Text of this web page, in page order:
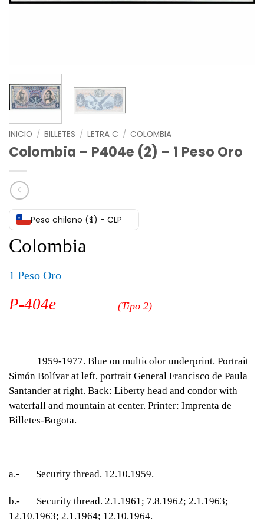
INICIO / BILLETES / LETRA C / COLOMBIA
Colombia – P404e (2) – 1 Peso Oro
Peso chileno ($) - CLP
Colombia
1 Peso Oro
P-404e (Tipo 2)
1959-1977. Blue on multicolor underprint. Portrait
Simón Bolívar at left, portrait General Francisco de Paula
Santander at right. Back: Liberty head and condor with
waterfall and mountain at center. Printer: Imprenta de
Billetes-Bogota.
a.- Security thread. 12.10.1959.
b.- Security thread. 2.1.1961; 7.8.1962; 2.1.1963;
12.10.1963; 2.1.1964; 12.10.1964.